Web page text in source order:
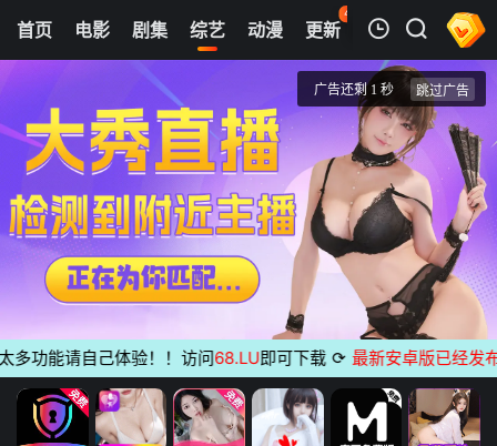
首页 电影 剧集 综艺 动漫 更新
45
热榜 APP
我的观影记录
第20260515期
钱塘老娘舅
清空
请自己体验！！访问 68.LU即可下载 ⟳ 最新安卓版已经发布无广